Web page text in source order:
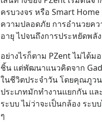
ครบวงจร หรือ Smart
ความปลอดภัย การอำนวยค
อายุ ไปจนถึงการประหยัดพลั
อย่างไรก็ตาม PZent ไม่ได้ม
ชิ้น แต่พัฒนาแนวคิดจาก
ในชีวิตประจำวัน โดยคุณภูว
ประเภทมักทำงานแยกกัน แ
ระบบ ไม่ว่าจะเป็นกล้อง ระ
ๆ